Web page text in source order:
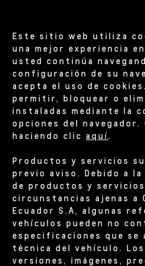
296
980
TORQUE
Este sitio web utiliza
una mejor experiencia
usted continúa
configuración de su
acepta el uso de
permitir, bloquear o
instaladas mediante la
opciones del navegador.
haciendo clicaquí.
Productos y servicios
previo aviso. Debido a
de productos y
circunstancias ajenas a
Ecuador S.A, algunas
vehículos pueden no
especificaciones que se
técnica del vehículo.
versiones, imágenes,